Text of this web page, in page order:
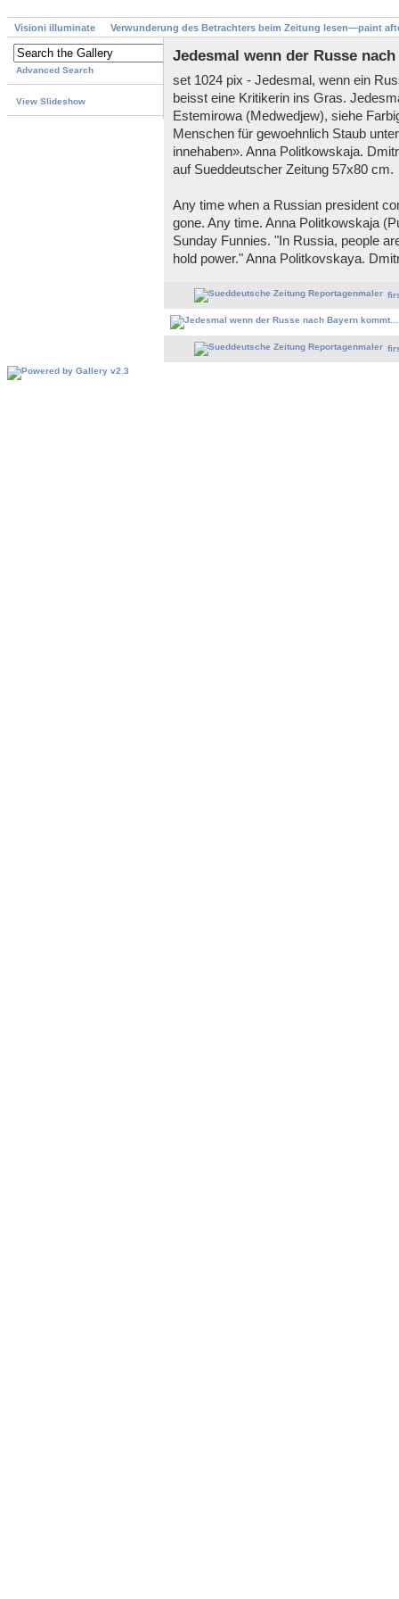
Visioni illuminate Verwunderung des Betrachters beim Zeitung lesen—paint
Advanced Search
View Slideshow
Jedesmal wenn der Russe
set 1024 pix - Jedesmal, wenn ein
beisst eine Kritikerin ins Gras.
Estemirowa (Medwedjew), siehe
Menschen für gewoehnlich Staub
innehaben». Anna Politkowskaja.
auf Sueddeutscher Zeitung 57x80 cm.
Any time when a Russian president
gone. Any time. Anna Politkowskaja
Sunday Funnies. "In Russia, people
hold power." Anna Politkovskaya.